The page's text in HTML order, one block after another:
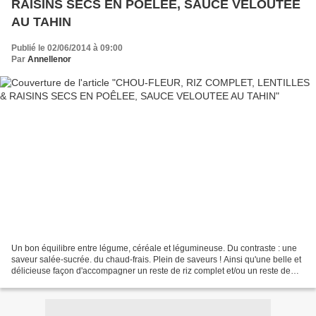
RAISINS SECS EN POÊLEE, SAUCE VELOUTEE
AU TAHIN
Publié le 02/06/2014 à 09:00
Par Annellenor
Un bon équilibre entre légume, céréale et légumineuse. Du contraste : une
saveur salée-sucrée. du chaud-frais. Plein de saveurs ! Ainsi qu'une belle et
délicieuse façon d'accompagner un reste de riz complet et/ou un reste de